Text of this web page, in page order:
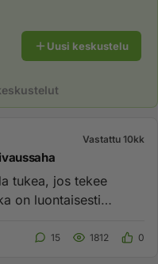
Uusi keskustelu
Vastattu 10kk
tukea, jos tekee
on luontaisesti
15 1812 0